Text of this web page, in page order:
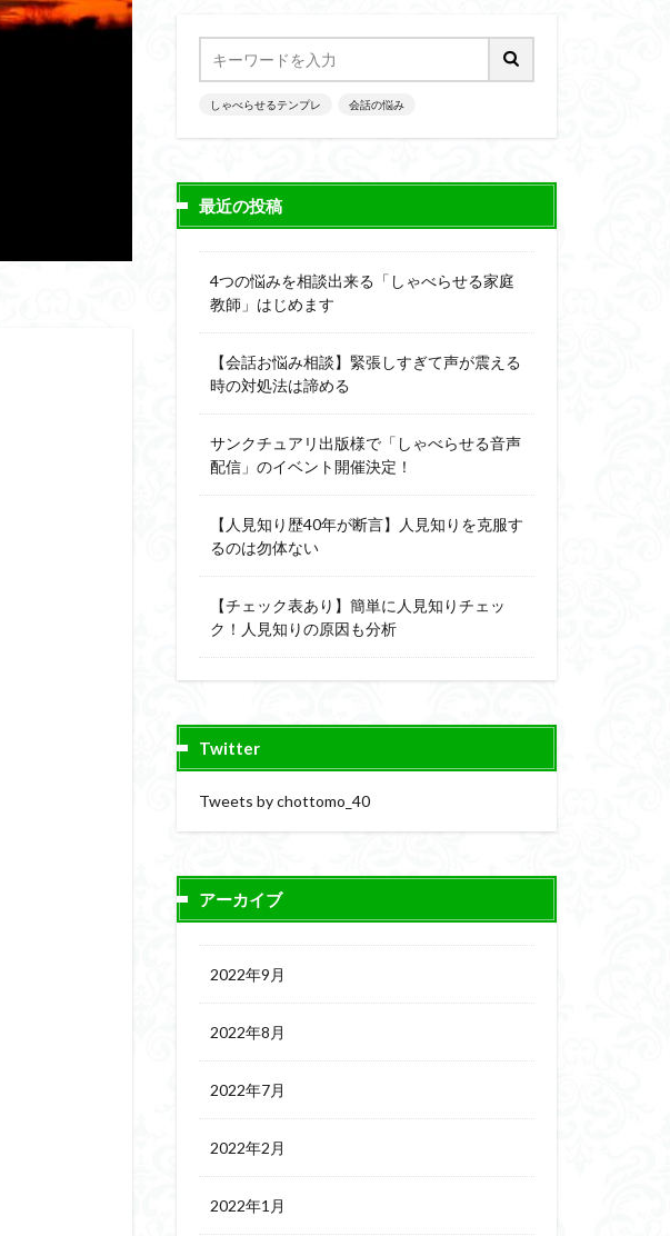
しゃべらせるテンプレ 会話の悩み
最近の投稿
4つの悩みを相談出来る「しゃべらせる家庭
教師」はじめます
【会話お悩み相談】緊張しすぎて声が震える
時の対処法は諦める
サンクチュアリ出版様で「しゃべらせる音声
配信」のイベント開催決定！
【人見知り歴40年が断言】人見知りを克服す
るのは勿体ない
【チェック表あり】簡単に人見知りチェッ
ク！人見知りの原因も分析
Twitter
Tweets by chottomo_40
アーカイブ
2022年9月
2022年8月
2022年7月
2022年2月
2022年1月
仕事 人見知り